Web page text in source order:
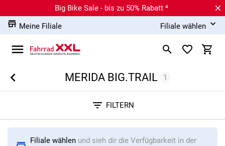
Big Bike Sale - bis zu 50% Rabatt ⁴
Meine Filiale
Filiale wählen
MERIDA BIG.TRAIL 1
FILTERN
Filiale wählen und sieh dir die Verfügbarkeit in der